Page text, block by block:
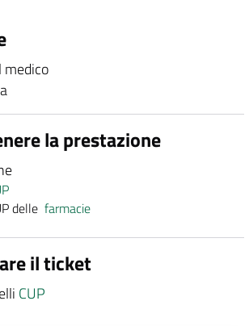
medico
la prestazione
dellefarmacie
il ticket
CUP